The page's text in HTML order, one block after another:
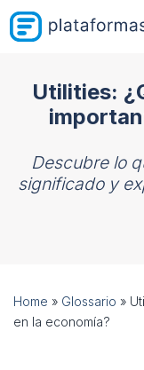
Saltar
al
Utilities:
Descubre lo
significado y
Home » Glossario »
en la economía?